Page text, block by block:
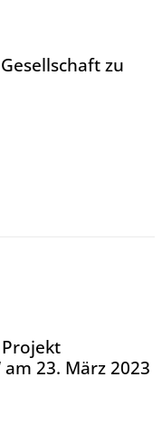
zu
zu bilden
23. März 2023